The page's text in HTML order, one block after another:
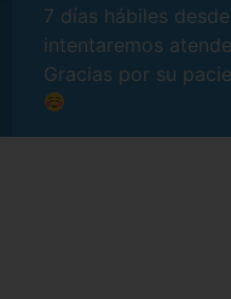
7 días hábiles
intentaremos
Gracias por su